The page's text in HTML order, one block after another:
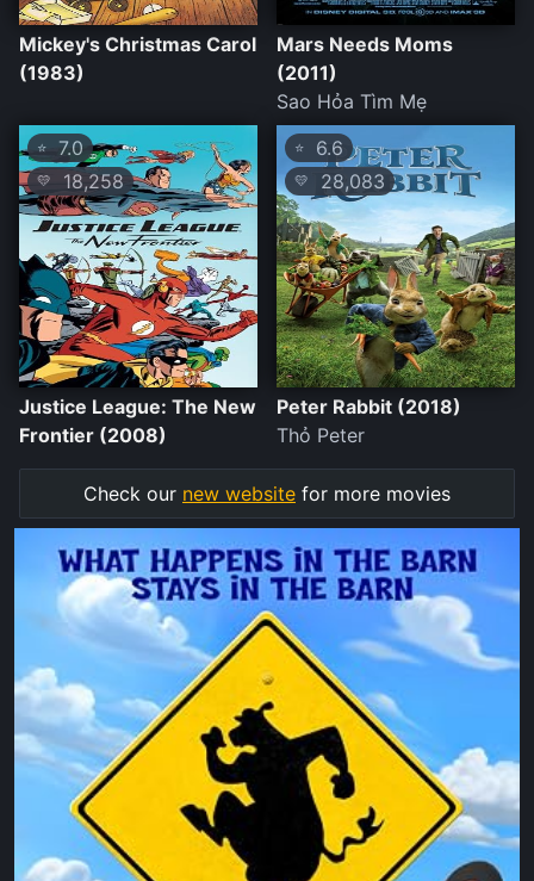
Mickey's Christmas Carol
(1983)
Mars Needs Moms
(2011)
Sao Hỏa Tìm Mẹ
⭐ 7.0
💛 18,258
Justice League: The New
Frontier (2008)
⭐ 6.6
💛 28,083
Peter Rabbit (2018)
Thỏ Peter
Check our new website for more movies